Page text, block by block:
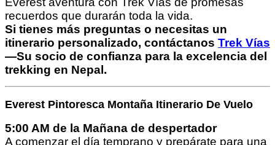
recuerdos que durarán toda la vida.
Si tienes más preguntas o necesitas un
itinerario personalizado, contáctanos Trek Vías
—Su socio de confianza para la excelencia del
trekking en Nepal.
Everest Pintoresca Montaña Itinerario De Vuelo
5:00 AM de la Mañana de despertador
A comenzar el día temprano y prepárate para una